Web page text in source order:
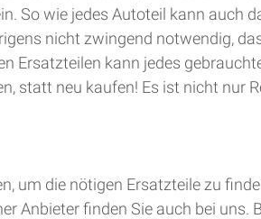
So wie jedes Autoteil kann auch
nicht zwingend notwendig,
Ersatzteilen kann jedes
statt neu kaufen! Es ist nicht nur
um die nötigen Ersatzteile zu
Anbieter finden Sie auch bei uns.